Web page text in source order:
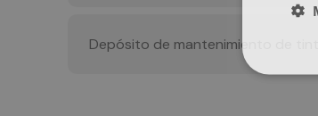
Depósito de mantenimiento de